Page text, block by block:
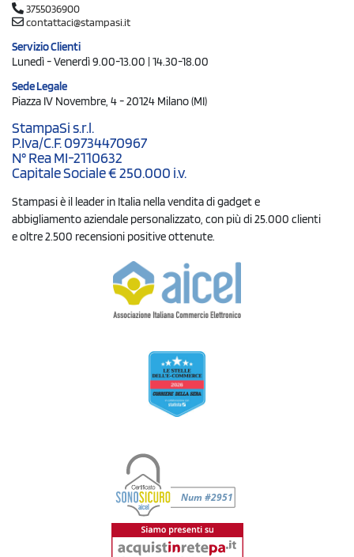
3755036900
contattaci@stampasi.it
Servizio Clienti
Lunedì - Venerdì 9.00-13.00 | 14.30-18.00
Sede Legale
Piazza IV Novembre, 4 - 20124 Milano (MI)
StampaSi s.r.l.
P.Iva/C.F. 09734470967
N° Rea MI-2110632
Capitale Sociale € 250.000 i.v.
Stampasi è il leader in Italia nella vendita di gadget e
abbigliamento aziendale personalizzato, con più di 25.000 clienti
e oltre 2.500 recensioni positive ottenute.